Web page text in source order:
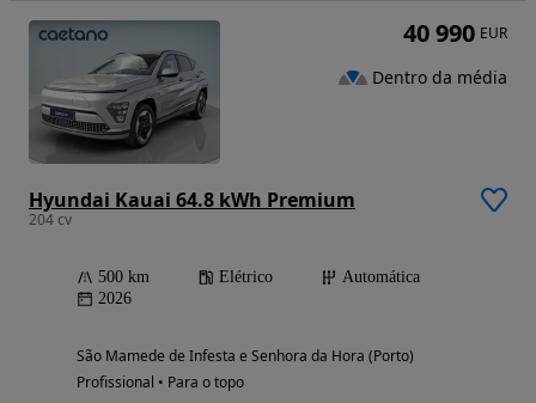
Hyundai Kauai 64.8 kWh Premium
204 cv
500 km Elétrico
Automática
2026
São Mamede de Infesta e Senhora da Hora (Porto)
Profissional • Para o topo
40 990 EUR
Dentro da média